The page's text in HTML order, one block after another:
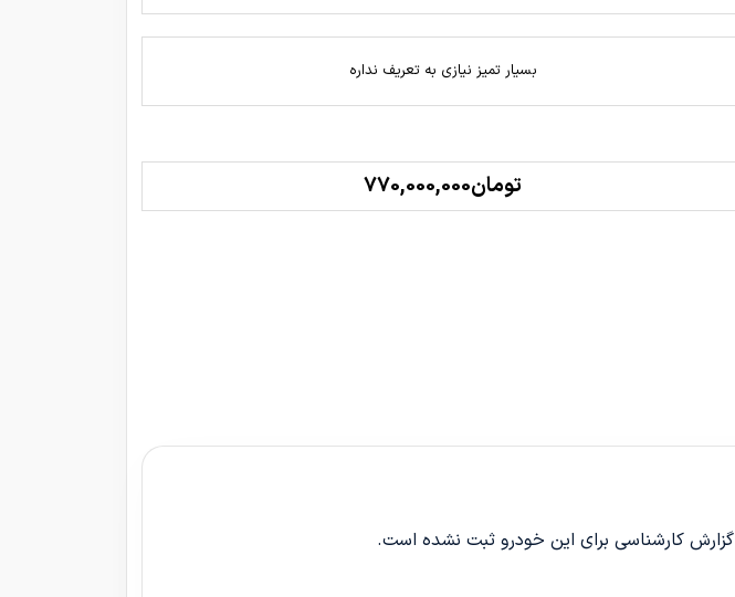
بسیار تمیز نیازی به تعریف نداره
تومان770,000,000
گزارش کارشناسی برای این خودرو ثبت نشده است.